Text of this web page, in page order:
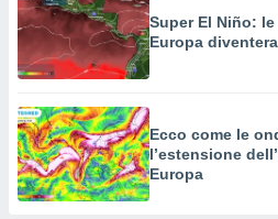
Super El Niño:
Europa
Ecco come le
l’estensione
Europa